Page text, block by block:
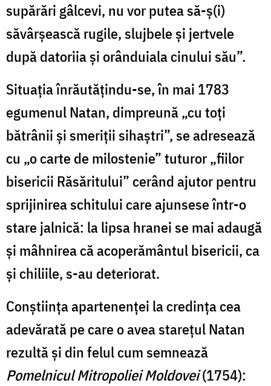
supărări gâlcevi, nu vor putea să-ş(i)
săvârşească rugile, slujbele şi jertvele
după datoriia şi orânduiala cinului său”.
Situaţia înrăutăţindu-se, în mai 1783
egumenul Natan, dimpreună „cu toţi
bătrânii şi smeriţii sihaştri”, se adresează
cu „o carte de milostenie” tuturor „fiilor
bisericii Răsăritului” cerând ajutor pentru
sprijinirea schitului care ajunsese într-o
stare jalnică: la lipsa hranei se mai adaugă
şi mâhnirea că acoperământul bisericii, ca
și chiliile, s-au deteriorat.
Conştiinţa apartenenţei la credinţa cea
adevărată pe care o avea stareţul Natan
rezultă şi din felul cum semnează
Pomelnicul Mitropoliei Moldovei(1754):